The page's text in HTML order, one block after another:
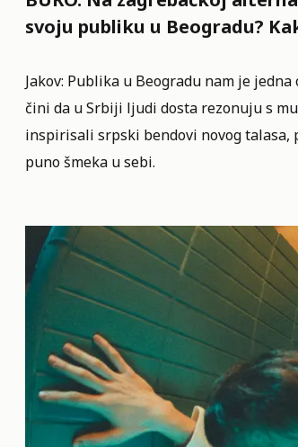
svoju publiku u Beogradu?
Jakov: Publika u Beogradu nam je
čini da u Srbiji ljudi dosta rezonuju s
inspirisali srpski bendovi novog
puno šmeka u sebi.